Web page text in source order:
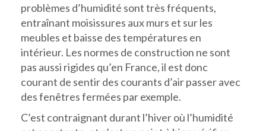
problèmes d’humidité sont très fréquents,
entraînant moisissures aux murs et sur les
meubles et baisse des températures en
intérieur. Les normes de construction ne sont
pas aussi rigides qu’en France, il est donc
courant de sentir des courants d’air passer avec
des fenêtres fermées par exemple.
C’est contraignant durant l’hiver où l’humidité